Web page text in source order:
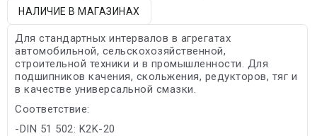
НАЛИЧИЕ В МАГАЗИНАХ
Для стандартных интервалов в агрегатах
автомобильной, сельскохозяйственной,
строительной техники и в промышленности. Для
подшипников качения, скольжения, редукторов, тяг и
в качестве универсальной смазки.
Соответствие:
-DIN 51 502: K2K-20